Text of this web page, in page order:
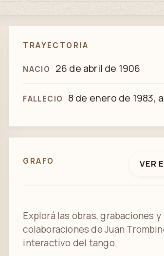
TRAYECTORIA
NACIO 26 de abril de 1906
FALLECIO 8 de enero de 1983,
GRAFO VER
Explorá las obras, grabaciones y
colaboraciones de Juan
interactivo del tango.